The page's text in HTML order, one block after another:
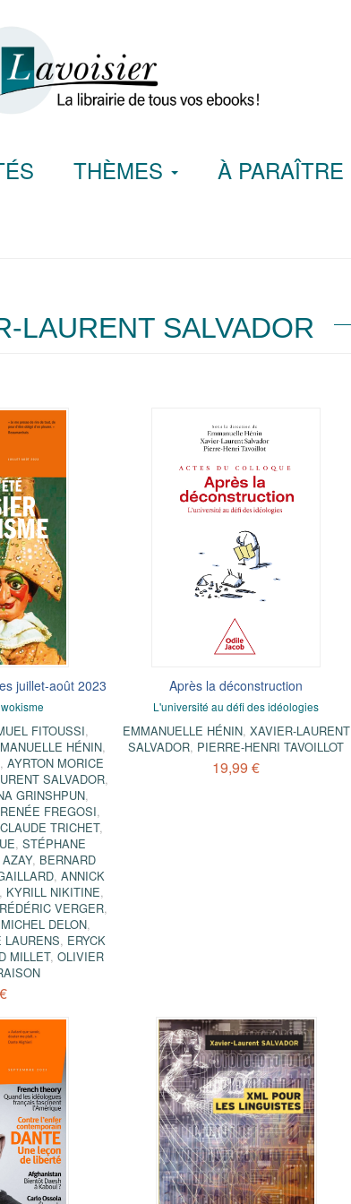
THÈMES À PARAÎTRE
LAURENT SALVADOR
juillet-août 2023
FITOUSSI,
HÉNIN,
,AYRTON MORICE
SALVADOR,
GRINSHPUN,
RENÉE FREGOSI,
TRICHET,
, STÉPHANE
, BERNARD
, ANNICK
KYRILL NIKITINE,
VERGER,
MICHEL DELON,
LAURENS, ERYCK
MILLET, OLIVIER
Après la déconstruction
L'université au défi des idéologies
EMMANUELLE HÉNIN, XAVIER-LAURENT
SALVADOR, PIERRE-HENRI TAVOILLOT
19,99 €